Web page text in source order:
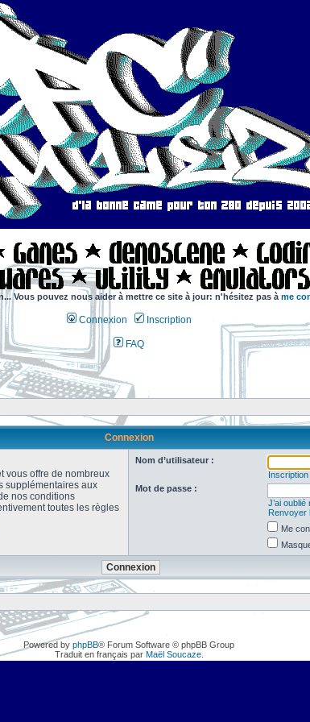
Vous pouvez nous aider à mettre ce site à jour: n'hésitez pas à me
Connexion Inscription
FAQ
Connexion
vous offre de nombreux
supplémentaires aux
nos conditions
toutes les règles
Nom d’utilisateur :
Inscription
Mot de passe :
J’ai
Renvoyer
Me
Powered by phpBB® Forum Software © phpBB Group
Traduit en français par Maël Soucaze.